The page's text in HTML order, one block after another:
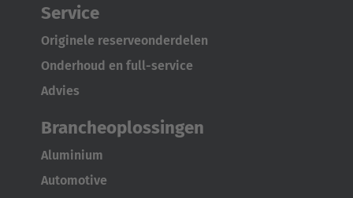
AMERICA
Service
Originele reserveonderdelen
Onderhoud en full-service
Advies
Brancheoplossingen
Aluminium
Automotive